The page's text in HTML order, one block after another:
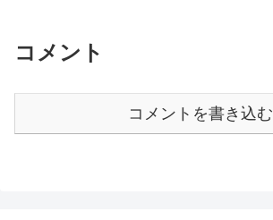
コメント
コメントを書き込む